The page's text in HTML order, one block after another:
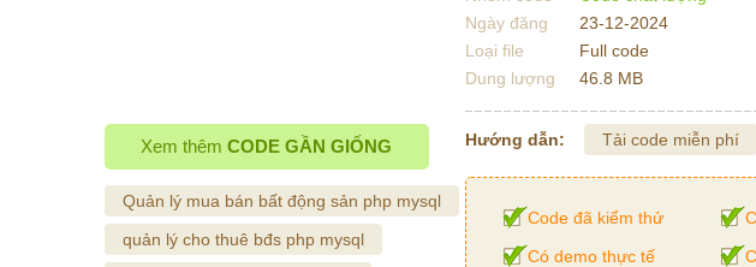
Ngày đăng
23-12-2024
Loại file
Full code
Dung lượng
46.8 MB
Hướng dẫn: Tải code miễn phí
Code đã kiểm thử
Có demo thực tế
Xem thêmCODE GẦN GIỐNG
Quản lý mua bán bất động sản php mysql
quản lý cho thuê bđs php mysql